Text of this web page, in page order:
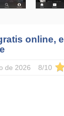
online,
de 2026 8/10